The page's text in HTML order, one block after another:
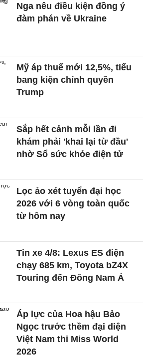
Nga nêu điều kiện đồng ý
đàm phán về Ukraine
Mỹ áp thuế mới 12,5%, tiểu
bang kiện chính quyền
Trump
Sắp hết cảnh mỗi lần đi
khám phải 'khai lại từ đầu'
nhờ Sổ sức khỏe điện tử
Lọc ảo xét tuyển đại học
2026 với 6 vòng toàn quốc
từ hôm nay
Tin xe 4/8: Lexus ES điện
chạy 685 km, Toyota bZ4X
Touring đến Đông Nam Á
Áp lực của Hoa hậu Bảo
Ngọc trước thềm đại diện
Việt Nam thi Miss World
2026